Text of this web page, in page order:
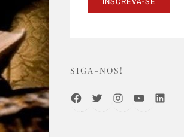
SIGA-NOS!
FacebookTwitterInstagramYoutubeLinkedIn